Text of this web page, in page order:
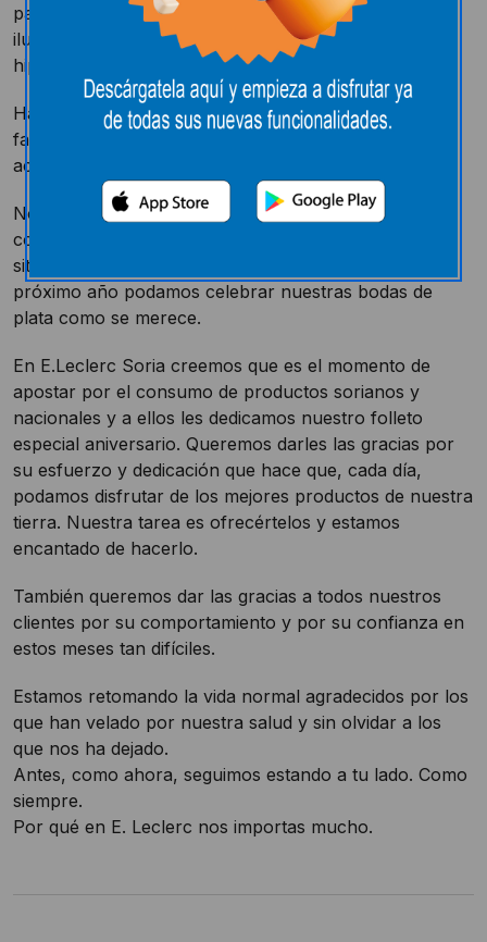
parece que fue ayer cuando un grupo de jóvenes
ilusionados abríamos la puerta de nuestro
hipermercado.
Han sido 24 años compartiendo la vida de miles de
familias de Soria, y de todo el mundo, que nos han
acompañado en nuestra andadura.
Nos hubiera gustado poder celebrarlo a lo grande,
como hemos hecho siempre, pero este año, la actual
situación sanitaria nos lo impide. Esperemos que el
próximo año podamos celebrar nuestras bodas de
plata como se merece.
En E.Leclerc Soria creemos que es el momento de
apostar por el consumo de productos sorianos y
nacionales y a ellos les dedicamos nuestro folleto
especial aniversario. Queremos darles las gracias por
su esfuerzo y dedicación que hace que, cada día,
podamos disfrutar de los mejores productos de nuestra
tierra. Nuestra tarea es ofrecértelos y estamos
encantado de hacerlo.
También queremos dar las gracias a todos nuestros
clientes por su comportamiento y por su confianza en
estos meses tan difíciles.
Estamos retomando la vida normal agradecidos por los
que han velado por nuestra salud y sin olvidar a los
que nos ha dejado.
Antes, como ahora, seguimos estando a tu lado. Como
siempre.
Por qué en E. Leclerc nos importas mucho.